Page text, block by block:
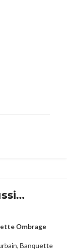
Ombrage
, Banquette